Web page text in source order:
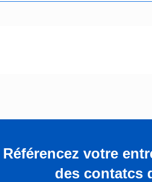
Référencez votre
des contatcs